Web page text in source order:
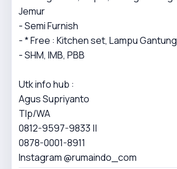
Jemur
- Semi Furnish
- * Free : Kitchen set, Lampu Gantung
- SHM, IMB, PBB
Utk info hub :
Agus Supriyanto
Tlp/WA
0812-9597-9833 ||
0878-0001-8911
Instagram @rumaindo_com